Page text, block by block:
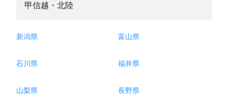
甲信越・北陸
新潟県 富山県
石川県 福井県
山梨県 長野県